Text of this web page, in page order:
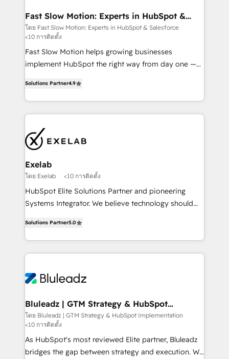
services include: - Choosing the right HubSpot
package for your business - Full CRM, Marketing, and
Sales Hub implementations - Custom dashboards
and reporting - Workflow automation and data
clean-up - Sales enablement and team training -
Leeds and London, we partner with SMEs across the
UK who are ready to turn HubSpot into the growth
engine it’s meant to be.
Fast Slow Motion: Experts in HubSpot &
Salesforce
โดย Fast Slow Motion: Experts in HubSpot & Salesforce
<10 การติดตั้ง
Fast Slow Motion helps growing businesses
implement HubSpot the right way from day one —
Highly certified in both HubSpot and Salesforce, we
bring deep experience in CRM implementation,
integrations, and data migration across modern
market and enterprise organizations, our team
combines strong technical execution with real
business perspective. Many of our consultants have
scaled businesses themselves, giving us a practical
understanding of what owners and operators need
as their systems, data, and processes evolve. Since
range of industries, including healthcare, software,
B2B services, manufacturing, financial services and
on delivering clean, scalable, AI-ready systems that
create long-term value and a consistently strong
Solutions Partner4.9
Exelab
โดย Exelab <10 การติดตั้ง
HubSpot Elite Solutions Partner and pioneering
Systems Integrator. We believe technology should
Every engagement begins with clear objectives,
customer journey mapping, and measurable KPIs.
Only then we architect solutions. The question is
outcomes to deliver. -SYSTEM INTEGRATION-
make HubSpot the operational hub, integrated with
SAP, Microsoft Dynamics, custom ERPs, and any
enterprise platform. Proprietary apps extend
HubSpot beyond standard configurations. -AI-
FIRST- AI across customer-facing operations to
Solutions Partner5.0
Bluleadz | GTM Strategy & HubSpot
Implementation
โดย Bluleadz | GTM Strategy & HubSpot Implementation
<10 การติดตั้ง
As HubSpot's most reviewed Elite partner, Bluleadz
bridges the gap between strategy and execution. We